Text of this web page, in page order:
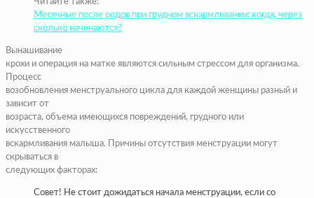
Месячные после родов при грудном вскармливании: когда, через
сколько начинаются?
Вынашивание
крохи и операция на матке являются сильным стрессом для организма.
Процесс
возобновления менструального цикла для каждой женщины разный и
зависит от
возраста, объема имеющихся повреждений, грудного или
искусственного
вскармливания малыша. Причины отсутствия менструации могут
скрываться в
следующих факторах:
Совет! Не стоит дожидаться начала менструации, если со